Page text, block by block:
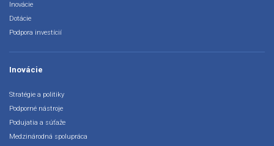
Inovácie
Dotácie
Podpora investícií
Inovácie
Stratégie a politiky
Podporné nástroje
Podujatia a súťaže
Medzinárodná spolupráca